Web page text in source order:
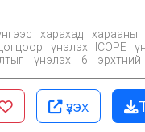
харахад харааны
үнэлэх ICOPE
үнэлэх 6
санасандаа хүрэх
сэтгэл санааны
чухал нөлөөлөх
үзэх